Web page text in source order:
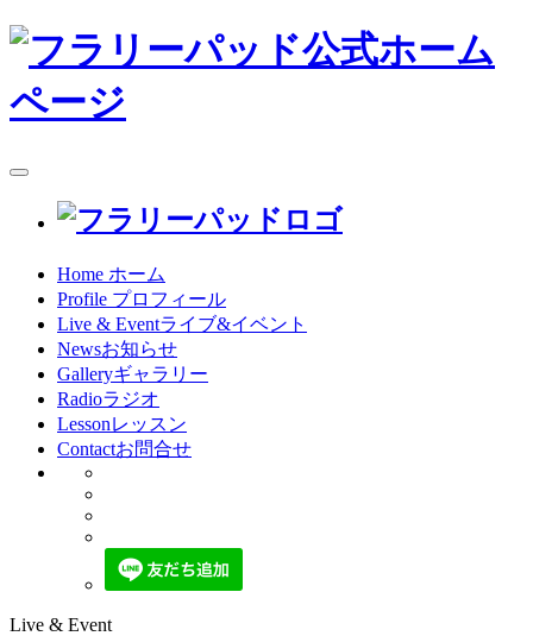
toggle
navigation
Home ホーム
Profile プロフィール
Live & Eventライブ&イベント
Newsお知らせ
Galleryギャラリー
Radioラジオ
Lessonレッスン
Contactお問合せ
Live & Event